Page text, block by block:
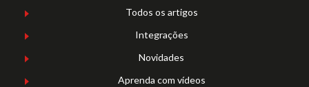
Todos os artigos
Integrações
Novidades
Aprenda com vídeos